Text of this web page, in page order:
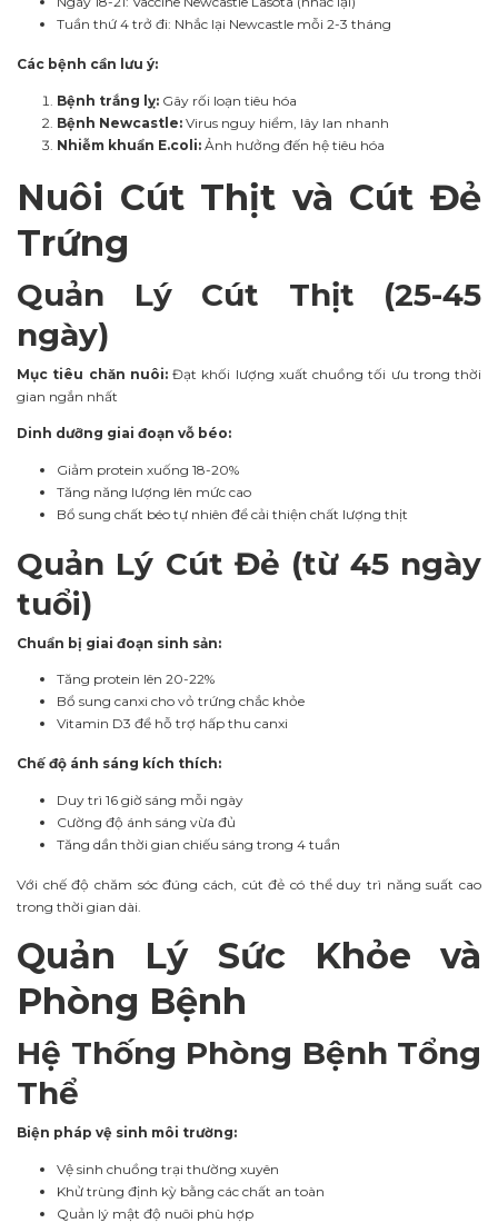
Tuần thứ 4 trở đi: Nhắc lại Newcastle mỗi 2-3 tháng
Các bệnh cần lưu ý:
Bệnh trắng lỵ: Gây rối loạn tiêu hóa
Bệnh Newcastle: Virus nguy hiểm, lây lan nhanh
Nhiễm khuẩn E.coli: Ảnh hưởng đến hệ tiêu hóa
Nuôi Cút Thịt và Cút Đẻ
Trứng
Quản Lý Cút Thịt (25-45
ngày)
Mục tiêu chăn nuôi:Đạt khối lượng xuất chuồng tối ưu trong thời
gian ngắn nhất
Dinh dưỡng giai đoạn vỗ béo:
Giảm protein xuống 18-20%
Tăng năng lượng lên mức cao
Bổ sung chất béo tự nhiên để cải thiện chất lượng thịt
Quản Lý Cút Đẻ (từ 45 ngày
tuổi)
Chuẩn bị giai đoạn sinh sản:
Tăng protein lên 20-22%
Bổ sung canxi cho vỏ trứng chắc khỏe
Vitamin D3 để hỗ trợ hấp thu canxi
Chế độ ánh sáng kích thích:
Duy trì 16 giờ sáng mỗi ngày
Cường độ ánh sáng vừa đủ
Tăng dần thời gian chiếu sáng trong 4 tuần
Với chế độ chăm sóc đúng cách, cút đẻ có thể duy trì năng suất cao
trong thời gian dài.
Quản Lý Sức Khỏe và
Phòng Bệnh
Hệ Thống Phòng Bệnh Tổng
Thể
Biện pháp vệ sinh môi trường:
Vệ sinh chuồng trại thường xuyên
Khử trùng định kỳ bằng các chất an toàn
Quản lý mật độ nuôi phù hợp